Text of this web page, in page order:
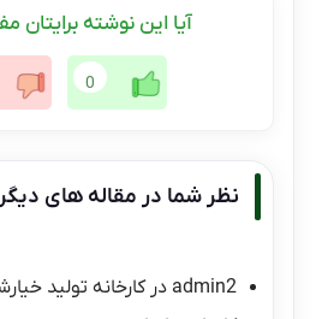
آیا این نوشته برایتان
0
نظر شما در مقاله های دیگر
admin2 درکارخانه تولید